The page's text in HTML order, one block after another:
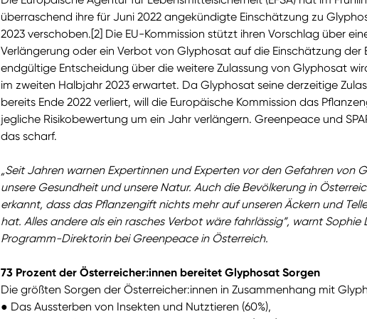
überraschend ihre für Juni 2022 angekündigte Einschätzung zu
2023 verschoben.[2] Die EU-Kommission stützt ihren Vorschlag über
Verlängerung oder ein Verbot von Glyphosat auf die Einschätzung der
endgültige Entscheidung über die weitere Zulassung von Glyphosat
im zweiten Halbjahr 2023 erwartet. Da Glyphosat seine derzeitige
bereits Ende 2022 verliert, will die Europäische Kommission das
jegliche Risikobewertung um ein Jahr verlängern. Greenpeace und
das scharf.
„Seit Jahren warnen Expertinnen und Experten vor den Gefahren von
unsere Gesundheit und unsere Natur. Auch die Bevölkerung in
erkannt, dass das Pflanzengift nichts mehr auf unseren Äckern und
hat. Alles andere als ein rasches Verbot wäre fahrlässig”, warnt Sophie
Programm-Direktorin bei Greenpeace in Österreich.
73 Prozent der Österreicher:innen bereitet Glyphosat Sorgen
Die größten Sorgen der Österreicher:innen in Zusammenhang mit
● Das Aussterben von Insekten und Nutztieren (60%),